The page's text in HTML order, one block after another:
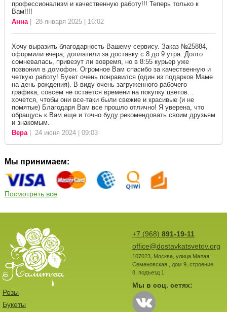
профессионализм и качественную работу!!! Теперь только к
Вам!!!!
Анна| 28 января 2025 | 16:02
Хочу выразить благодарность Вашему сервису. Заказ №25884,
оформили вчера, доплатили за доставку с 8 до 9 утра. Долго
сомневалась, привезут ли вовремя, но в 8:55 курьер уже
позвонил в домофон. Огромное Вам спасибо за качественную и
четкую работу! Букет очень понравился (один из подарков Маме
на день рождения). В виду очень загруженного рабочего
графика, совсем не остается времени на покупку цветов...
хочется, чтобы они все-таки были свежие и красивые (и не
помятые) Благодаря Вам все прошло отлично! Я уверена, что
обращусь к Вам еще и точно буду рекомендовать своим друзьям
и знакомым.
Вера| 24 июня 2024 | 09:03
Мы принимаем:
Посмотреть все
+7 (968) 891-19-11
office@dostavkatsvetov.org
107023, Москва, улица Малая
Семеновская , дом 9, строение
8, подъезд 1
Мы в соц. сетях:
Розы
Букеты